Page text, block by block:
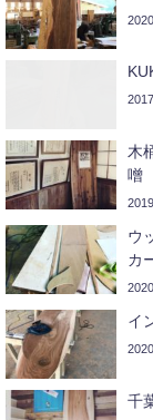
木
噌
ウ
カ
イ
千